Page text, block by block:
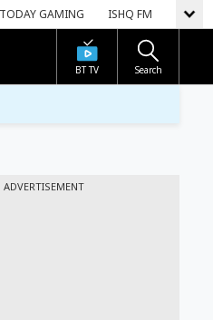
GAMING ISHQ FM
BT TV Search
ADVERTISEMENT